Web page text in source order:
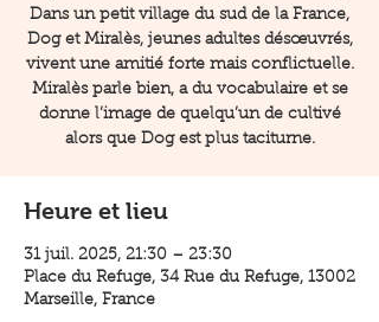
Dans un petit village du sud de la France,
Dog et Miralès, jeunes adultes désœuvrés,
vivent une amitié forte mais conflictuelle.
Miralès parle bien, a du vocabulaire et se
donne l’image de quelqu’un de cultivé
alors que Dog est plus taciturne.
Heure et lieu
31 juil. 2025, 21:30 – 23:30
Place du Refuge, 34 Rue du Refuge, 13002
Marseille, France